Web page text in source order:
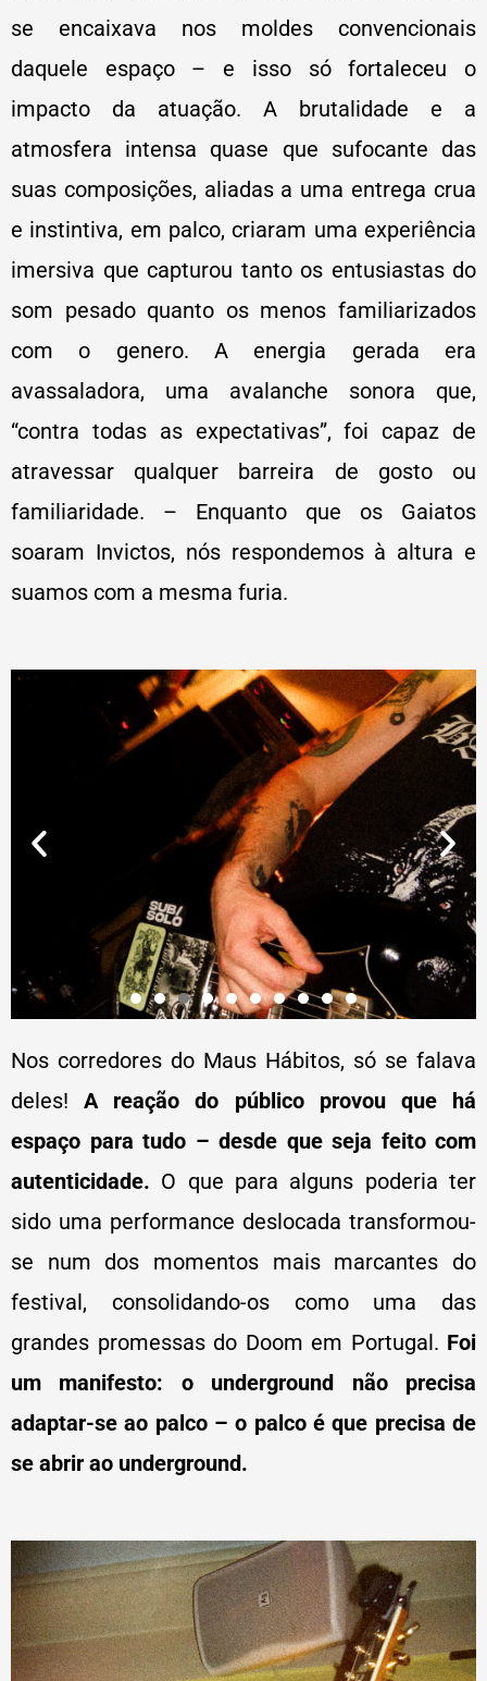
se encaixava nos moldes convencionais
daquele espaço – e isso só fortaleceu o
impacto da atuação. A brutalidade e a
atmosfera intensa quase que sufocante das
suas composições, aliadas a uma entrega crua
e instintiva, em palco, criaram uma experiência
imersiva que capturou tanto os entusiastas do
som pesado quanto os menos familiarizados
com o genero. A energia gerada era
avassaladora, uma avalanche sonora que,
“contra todas as expectativas”, foi capaz de
atravessar qualquer barreira de gosto ou
familiaridade. – Enquanto que os Gaiatos
soaram Invictos, nós respondemos à altura e
suamos com a mesma furia.
Nos corredores do Maus Hábitos, só se falava
deles!A reação do público provou que há
espaço para tudo – desde que seja feito com
autenticidade. O que para alguns poderia ter
sido uma performance deslocada transformou-
se num dos momentos mais marcantes do
festival, consolidando-os como uma das
grandes promessas do Doom em Portugal. Foi
um manifesto: o underground não precisa
adaptar-se ao palco – o palco é que precisa de
se abrir ao underground.